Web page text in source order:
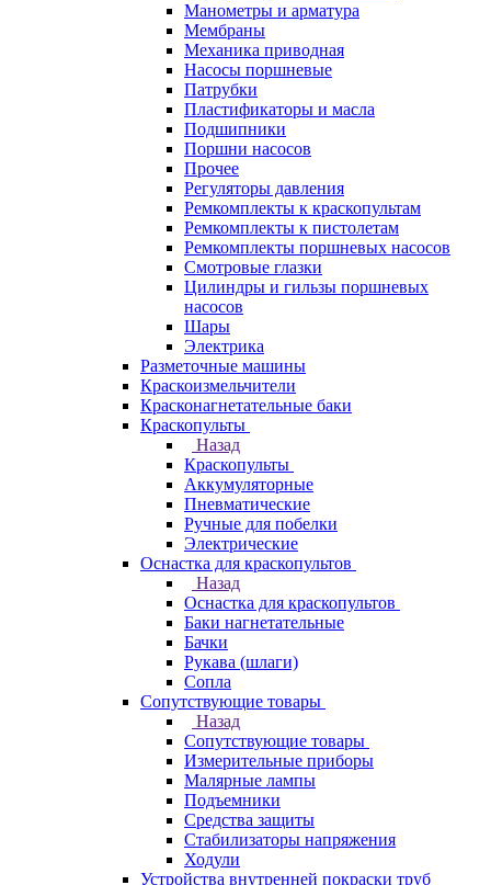
Манометры и арматура
Мембраны
Механика приводная
Насосы поршневые
Патрубки
Пластификаторы и масла
Подшипники
Поршни насосов
Прочее
Регуляторы давления
Ремкомплекты к краскопультам
Ремкомплекты к пистолетам
Ремкомплекты поршневых насосов
Смотровые глазки
Цилиндры и гильзы поршневых
насосов
Шары
Электрика
Разметочные машины
Краскоизмельчители
Красконагнетательные баки
Краскопульты
Назад
Краскопульты
Аккумуляторные
Пневматические
Ручные для побелки
Электрические
Оснастка для краскопультов
Назад
Оснастка для краскопультов
Баки нагнетательные
Бачки
Рукава (шлаги)
Сопла
Сопутствующие товары
Назад
Сопутствующие товары
Измерительные приборы
Малярные лампы
Подъемники
Средства защиты
Стабилизаторы напряжения
Ходули
Устройства внутренней покраски труб